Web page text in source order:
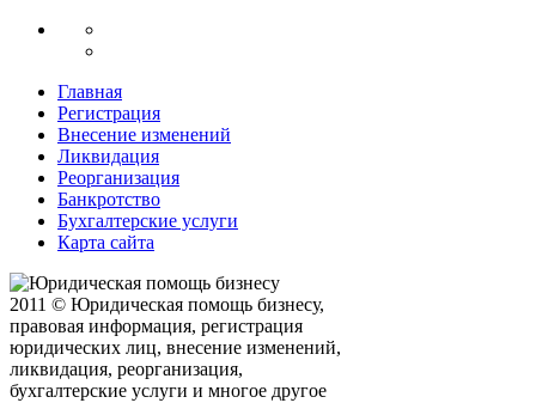
Главная
Регистрация
Внесение изменений
Ликвидация
Реорганизация
Банкротство
Бухгалтерские услуги
Карта сайта
2011 © Юридическая помощь бизнесу,
правовая информация, регистрация
юридических лиц, внесение изменений,
ликвидация, реорганизация,
бухгалтерские услуги и многое другое